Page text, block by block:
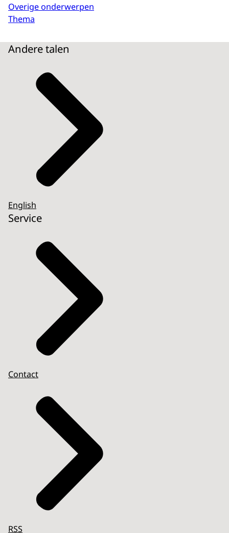
Overige onderwerpen
Thema
Andere talen
English
Service
Contact
RSS